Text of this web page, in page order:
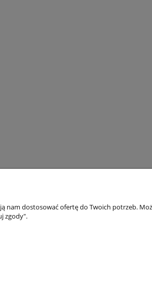
dostosować ofertę do Twoich potrzeb.
zgody".